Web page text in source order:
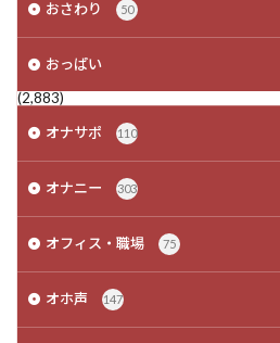
おさわり 50
おっぱい
(2,883)
オナサポ
110
オナニー 303
オフィス・職場 75
オホ声 147